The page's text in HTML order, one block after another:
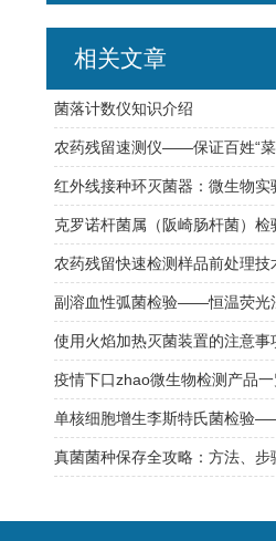
相关文章
菌落计数仪知识介绍
农药残留快速检测样品前处理技
使用火焰加热灭菌装置的注意事
疫情下口zhao微生物检测产品一
真菌菌种保存全攻略：方法、步